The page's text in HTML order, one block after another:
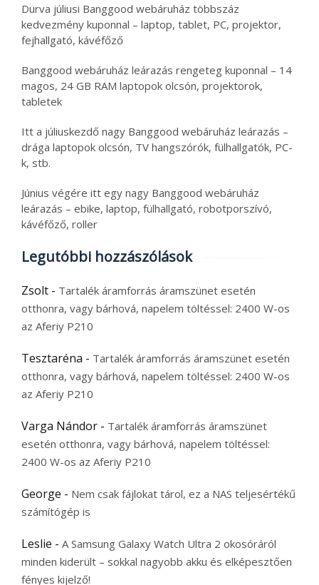
Durva júliusi Banggood webáruház többszáz
kedvezmény kuponnal – laptop, tablet, PC, projektor,
fejhallgató, kávéfőző
Banggood webáruház leárazás rengeteg kuponnal – 14
magos, 24 GB RAM laptopok olcsón, projektorok,
tabletek
Itt a júliuskezdő nagy Banggood webáruház leárazás –
drága laptopok olcsón, TV hangszórók, fülhallgatók, PC-
k, stb.
Június végére itt egy nagy Banggood webáruház
leárazás – ebike, laptop, fülhallgató, robotporszívó,
kávéfőző, roller
Legutóbbi hozzászólások
Zsolt - Tartalék áramforrás áramszünet esetén
otthonra, vagy bárhová, napelem töltéssel: 2400 W-os
az Aferiy P210
Tesztaréna - Tartalék áramforrás áramszünet esetén
otthonra, vagy bárhová, napelem töltéssel: 2400 W-os
az Aferiy P210
Varga Nándor - Tartalék áramforrás áramszünet
esetén otthonra, vagy bárhová, napelem töltéssel:
2400 W-os az Aferiy P210
George - Nem csak fájlokat tárol, ez a NAS teljesértékű
számítógép is
Leslie - A Samsung Galaxy Watch Ultra 2 okosóráról
minden kiderült – sokkal nagyobb akku és elképesztően
fényes kijelző!